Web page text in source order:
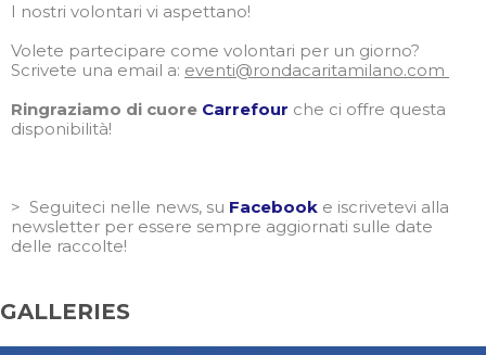
I nostri volontari vi aspettano!
Volete partecipare come volontari per un giorno?
Scrivete una email a: eventi@rondacaritamilano.com
Ringraziamo di cuore Carrefour che ci offre questa
disponibilità!
> Seguiteci nelle news, su Facebook e iscrivetevi alla
newsletter per essere sempre aggiornati sulle date
delle raccolte!
GALLERIES